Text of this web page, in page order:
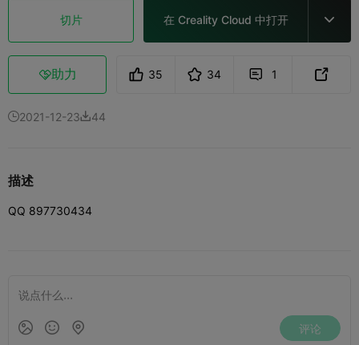
切片 在 Creality Cloud 中打开 
助力 35 34  1 
2021-12-2344
描述
QQ 897730434